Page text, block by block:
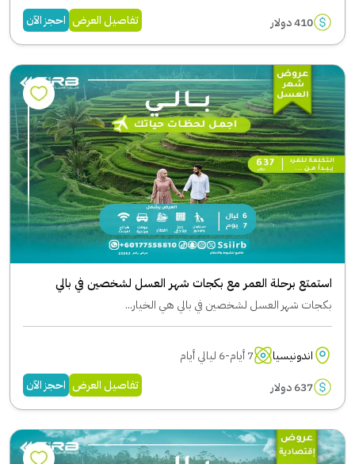
410 دولار
تفاصيل العرض احجز الآن
استمتع برحلة العمر مع بكجات شهر العسل لشخصين في بالي
بكجات شهر العسل لشخصين في بالي هي الخيار...
اندونيسيا
7 أيام-6 ليالي أيام
637 دولار
تفاصيل العرض احجز الآن